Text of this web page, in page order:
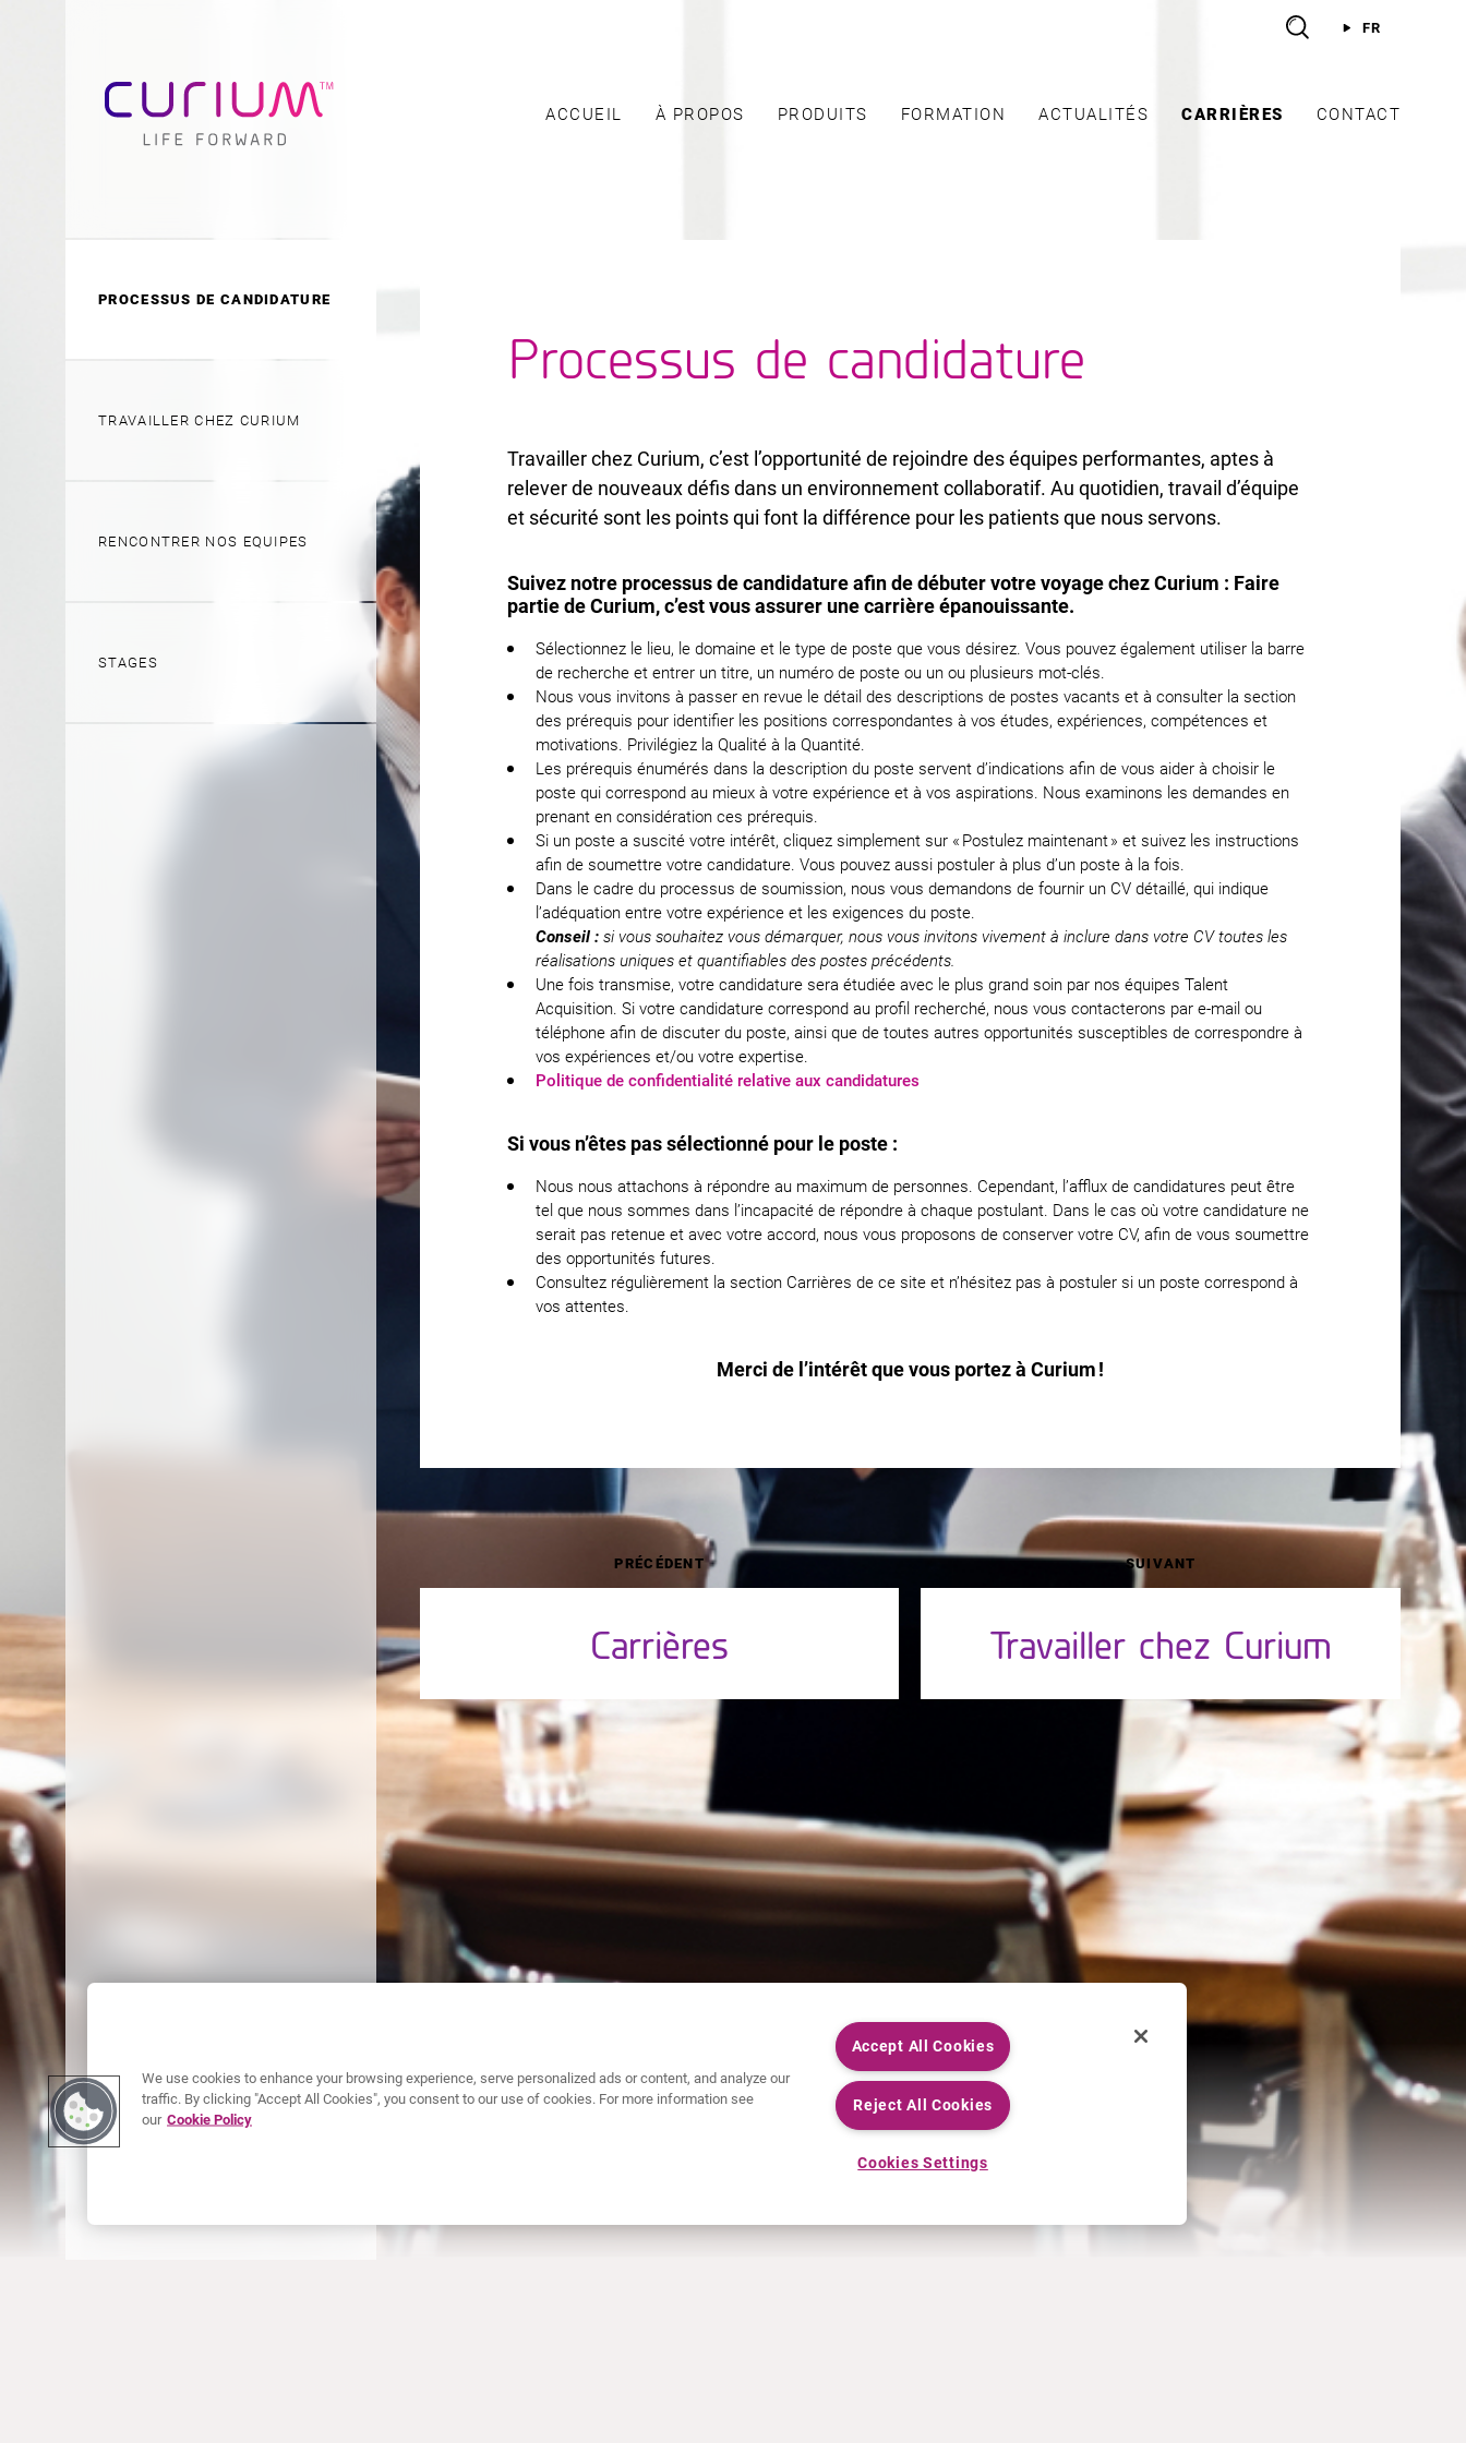
ACCUEIL À PROPOS PRODUITS FORMATION ACTUALITÉS CARRIÈRES CONTACT
FR
PROCESSUS DE CANDIDATURE
TRAVAILLER CHEZ CURIUM
RENCONTRER NOS EQUIPES
STAGES
Processus de candidature
Travailler chez Curium, c’est l’opportunité de rejoindre des équipes performantes, aptes à
relever de nouveaux défis dans un environnement collaboratif. Au quotidien, travail d’équipe
et sécurité sont les points qui font la différence pour les patients que nous servons.
Suivez notre processus de candidature afin de débuter votre voyage chez Curium : Faire
partie de Curium, c’est vous assurer une carrière épanouissante.
Sélectionnez le lieu, le domaine et le type de poste que vous désirez. Vous pouvez également utiliser la barre
de recherche et entrer un titre, un numéro de poste ou un ou plusieurs mot-clés.
Nous vous invitons à passer en revue le détail des descriptions de postes vacants et à consulter la section
des prérequis pour identifier les positions correspondantes à vos études, expériences, compétences et
motivations. Privilégiez la Qualité à la Quantité.
Les prérequis énumérés dans la description du poste servent d’indications afin de vous aider à choisir le
poste qui correspond au mieux à votre expérience et à vos aspirations. Nous examinons les demandes en
prenant en considération ces prérequis.
Si un poste a suscité votre intérêt, cliquez simplement sur « Postulez maintenant » et suivez les instructions
afin de soumettre votre candidature. Vous pouvez aussi postuler à plus d’un poste à la fois.
Dans le cadre du processus de soumission, nous vous demandons de fournir un CV détaillé, qui indique
l’adéquation entre votre expérience et les exigences du poste.
Conseil : si vous souhaitez vous démarquer, nous vous invitons vivement à inclure dans votre CV toutes les
réalisations uniques et quantifiables des postes précédents.
Une fois transmise, votre candidature sera étudiée avec le plus grand soin par nos équipes Talent
Acquisition. Si votre candidature correspond au profil recherché, nous vous contacterons par e-mail ou
téléphone afin de discuter du poste, ainsi que de toutes autres opportunités susceptibles de correspondre à
vos expériences et/ou votre expertise.
Politique de confidentialité relative aux candidatures
Si vous n’êtes pas sélectionné pour le poste :
Nous nous attachons à répondre au maximum de personnes. Cependant, l’afflux de candidatures peut être
tel que nous sommes dans l’incapacité de répondre à chaque postulant. Dans le cas où votre candidature ne
serait pas retenue et avec votre accord, nous vous proposons de conserver votre CV, afin de vous soumettre
des opportunités futures.
Consultez régulièrement la section Carrières de ce site et n’hésitez pas à postuler si un poste correspond à
vos attentes.
Merci de l’intérêt que vous portez à Curium !
PRÉCÉDENT
Carrières
SUIVANT
Travailler chez Curium
We use cookies to enhance your browsing experience, serve personalized ads or content, and analyze our
traffic. By clicking "Accept All Cookies", you consent to our use of cookies. For more information see
our Cookie Policy
Accept All Cookies
Reject All Cookies
Cookies Settings